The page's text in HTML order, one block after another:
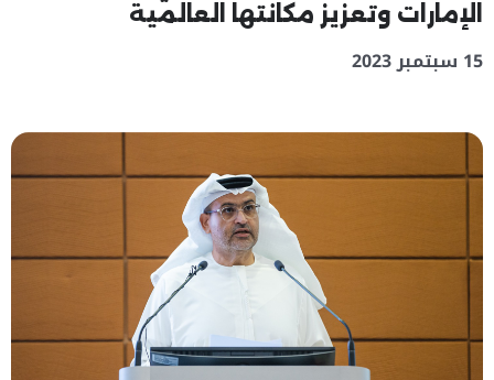
الإمارات وتعزيز مكانتها العالمية
15 سبتمبر 2023